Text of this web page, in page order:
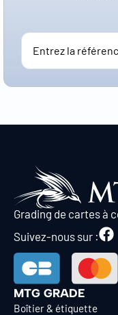
Grading de cartes à
Suivez-nous sur :
MTG GRADE
Boîtier & étiquette